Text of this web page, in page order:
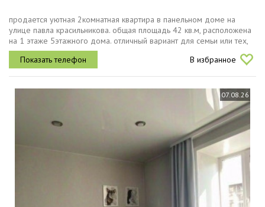
продается уютная 2комнатная квартира в панельном доме на
улице павла красильникова. общая площадь 42 кв.м, расположена
на 1 этаже 5этажного дома. отличный вариант для семьи или тех,
кто ценит комфорт и удобство.в квартире косметический ремонт,
что...
В избранное
07.08.26